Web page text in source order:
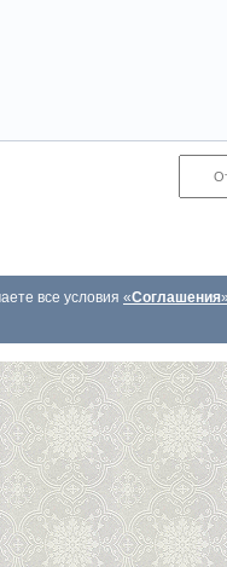
все условия «Соглашения